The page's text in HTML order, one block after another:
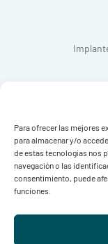
Para ofrecer las mejores
para almacenar y/o
de estas tecnologías nos
navegación o las
consentimiento, puede
funciones.